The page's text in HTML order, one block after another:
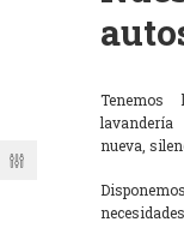
lavandería
nueva,